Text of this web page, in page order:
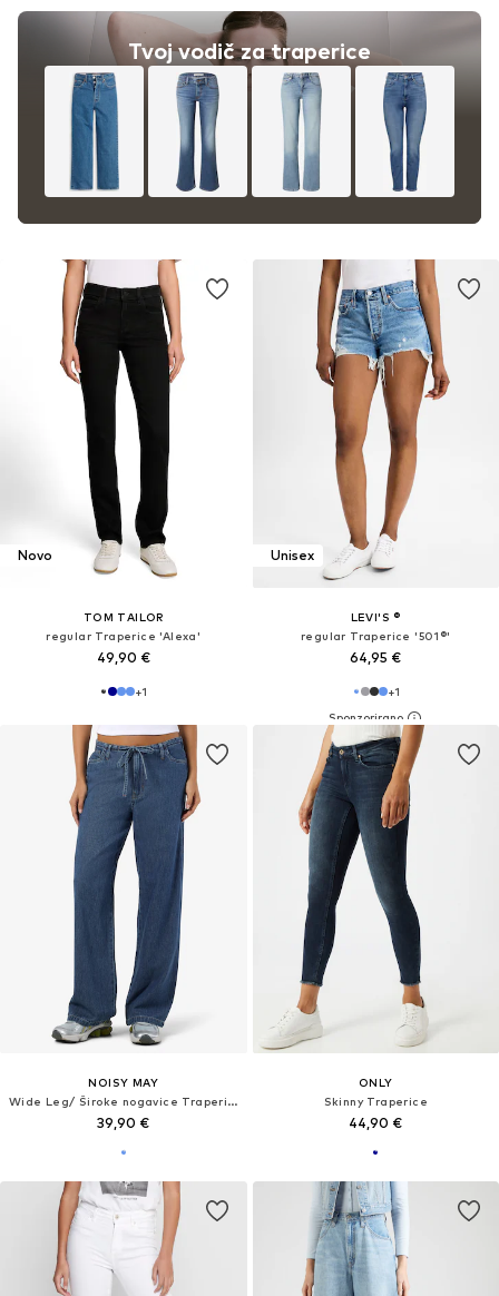
Tvoj vodič za traperice
Novo
TOM TAILOR
regular Traperice 'Alexa'
49,90 €
+1
Unisex
LEVI'S ®
regular Traperice '501®'
64,95 €
+1
NOISY MAY
Wide Leg/ Široke nogavice Traperice 'NMRine'
39,90 €
ONLY
Skinny Traperice
44,90 €